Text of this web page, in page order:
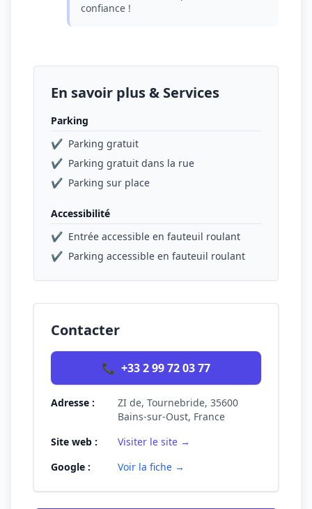
confiance !
En savoir plus & Services
Parking
✔ Parking gratuit
✔ Parking gratuit dans la rue
✔ Parking sur place
Accessibilité
✔ Entrée accessible en fauteuil roulant
✔ Parking accessible en fauteuil roulant
Contacter
📞 +33 2 99 72 03 77
Adresse :
ZI de, Tournebride, 35600
Bains-sur-Oust, France
Site web :
Visiter le site →
Google :
Voir la fiche →